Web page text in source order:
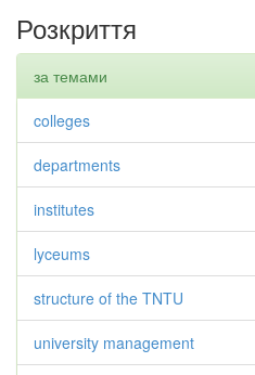
Розкриття
за темами
colleges
departments
institutes
lyceums
structure of the TNTU
university management